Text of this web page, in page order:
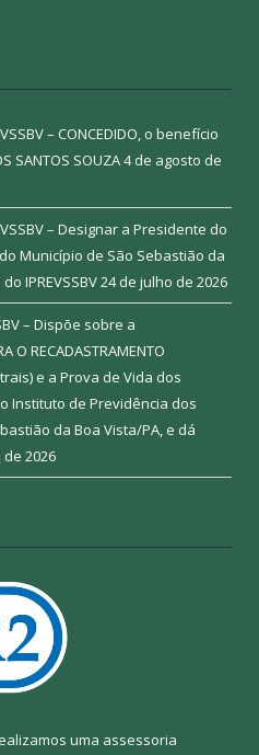
– CONCEDIDO, o benefício
SANTOS SOUZA4 de agosto de
– Designar a Presidente do
Município de São Sebastião da
IPREVSSBV24 de julho de 2026
– Dispõe sobre a
O RECADASTRAMENTO
e a Prova de Vida dos
Instituto de Previdência dos
da Boa Vista/PA, e dá
2026
uma assessoria